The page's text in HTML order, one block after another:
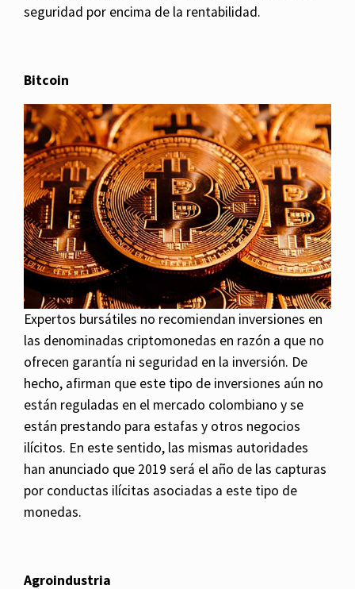
seguridad por encima de la rentabilidad.
Bitcoin
Expertos bursátiles no recomiendan inversiones en
las denominadas criptomonedas en razón a que no
ofrecen garantía ni seguridad en la inversión. De
hecho, afirman que este tipo de inversiones aún no
están reguladas en el mercado colombiano y se
están prestando para estafas y otros negocios
ilícitos. En este sentido, las mismas autoridades
han anunciado que 2019 será el año de las capturas
por conductas ilícitas asociadas a este tipo de
monedas.
Agroindustria